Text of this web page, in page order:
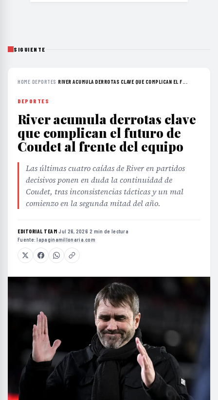
SIGUIENTE
HOME›DEPORTES ›RIVER ACUMULA DERROTAS CLAVE QUE COMPLICAN EL F...
DEPORTES
River acumula derrotas clave
que complican el futuro de
Coudet al frente del equipo
Las últimas cuatro caídas de River en partidos
decisivos ponen en duda la continuidad de
Coudet, tras inconsistencias tácticas y un mal
comienzo en la segunda mitad del año.
EDITORIAL TEAM·Jul 26, 2026·2 min de lectura·
Fuente:lapaginamillonaria.com